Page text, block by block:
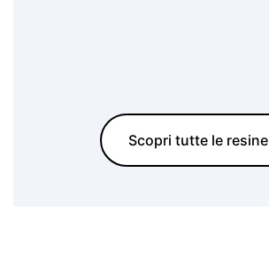
Scopri tutte le resine